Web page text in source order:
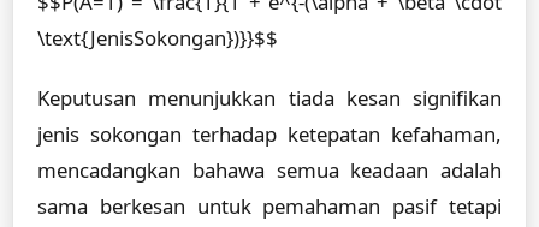
\text{JenisSokongan})}}$$
Keputusan menunjukkan tiada kesan signifikan
jenis sokongan terhadap ketepatan kefahaman,
mencadangkan bahawa semua keadaan adalah
sama berkesan untuk pemahaman pasif tetapi